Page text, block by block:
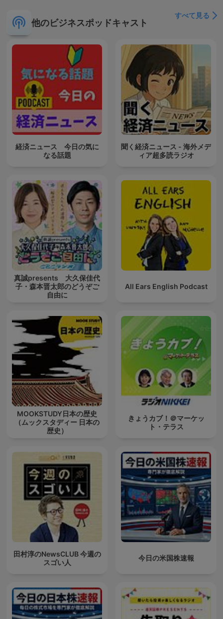
他のビジネスポッドキャスト
すべて見る
経済ニュース 今日の気に
なる話題
聞く経済ニュース - 海外メデ
ィア超多読ラジオ
真誠presents 大久保佳代
子・森本晋太郎のどうぞご
自由に
All Ears English Podcast
MOOKSTUDY日本の歴史
（ムックスタディー 日本の
歴史）
きょうカブ！＠マーケッ
ト・テラス
田村淳のNewsCLUB 今週の
スゴい人
今日の米国株速報